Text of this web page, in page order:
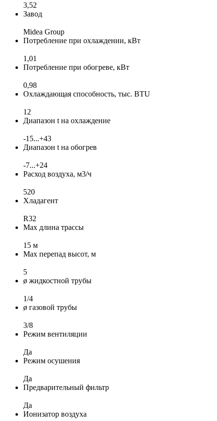
3,52
Завод
Midea Group
Потребление при охлаждении, кВт
1,01
Потребление при обогреве, кВт
0,98
Охлаждающая способность, тыс. BTU
12
Диапазон t на охлаждение
-15...+43
Диапазон t на обогрев
-7...+24
Расход воздуха, м3/ч
520
Хладагент
R32
Max длина трассы
15 м
Max перепад высот, м
5
ø жидкостной трубы
1/4
ø газовой трубы
3/8
Режим вентиляции
Да
Режим осушения
Да
Предварительный фильтр
Да
Ионизатор воздуха